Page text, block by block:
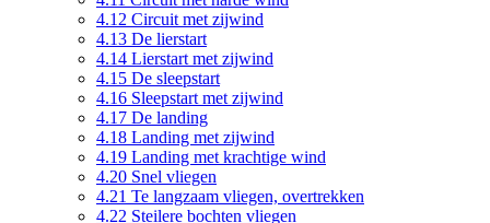
4.12 Circuit met zijwind
4.13 De lierstart
4.14 Lierstart met zijwind
4.15 De sleepstart
4.16 Sleepstart met zijwind
4.17 De landing
4.18 Landing met zijwind
4.19 Landing met krachtige wind
4.20 Snel vliegen
4.21 Te langzaam vliegen, overtrekken
4.22 Steilere bochten vliegen